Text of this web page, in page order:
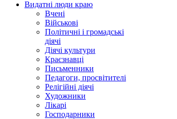
Видатні люди краю
Вчені
Військові
Політичні і громадські
діячі
Діячі культури
Краєзнавці
Письменники
Педагоги, просвітителі
Релігійні діячі
Художники
Лікарі
Господарники